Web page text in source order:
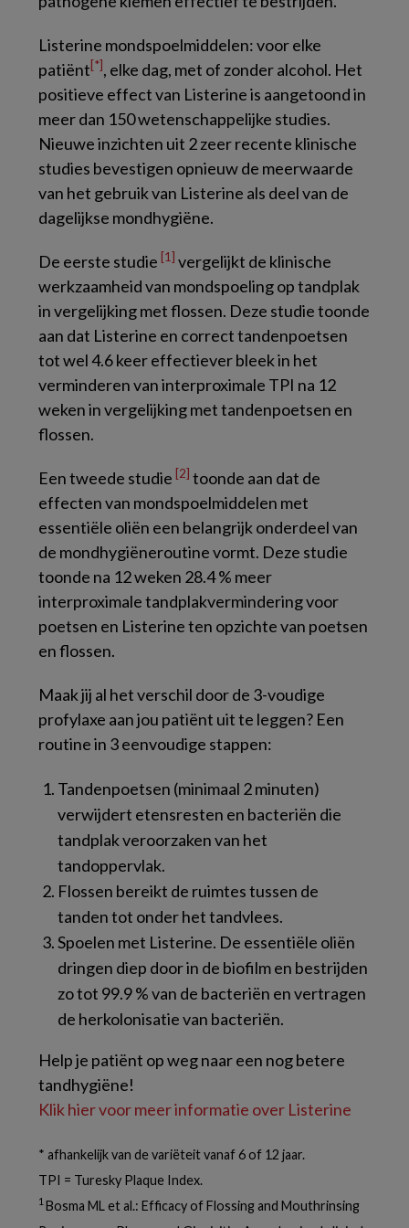
Listerine mondspoelmiddelen: voor elke
patiënt[*], elke dag, met of zonder alcohol. Het
positieve effect van Listerine is aangetoond in
meer dan 150 wetenschappelijke studies.
Nieuwe inzichten uit 2 zeer recente klinische
studies bevestigen opnieuw de meerwaarde
van het gebruik van Listerine als deel van de
dagelijkse mondhygiëne.
De eerste studie [1] vergelijkt de klinische
werkzaamheid van mondspoeling op tandplak
in vergelijking met flossen. Deze studie toonde
aan dat Listerine en correct tandenpoetsen
tot wel 4.6 keer effectiever bleek in het
verminderen van interproximale TPI na 12
weken in vergelijking met tandenpoetsen en
flossen.
Een tweede studie [2] toonde aan dat de
effecten van mondspoelmiddelen met
essentiële oliën een belangrijk onderdeel van
de mondhygiëneroutine vormt. Deze studie
toonde na 12 weken 28.4 % meer
interproximale tandplakvermindering voor
poetsen en Listerine ten opzichte van poetsen
en flossen.
Maak jij al het verschil door de 3-voudige
profylaxe aan jou patiënt uit te leggen? Een
routine in 3 eenvoudige stappen:
Tandenpoetsen (minimaal 2 minuten)
verwijdert etensresten en bacteriën die
tandplak veroorzaken van het
tandoppervlak.
Flossen bereikt de ruimtes tussen de
tanden tot onder het tandvlees.
Spoelen met Listerine. De essentiële oliën
dringen diep door in de biofilm en bestrijden
zo tot 99.9 % van de bacteriën en vertragen
de herkolonisatie van bacteriën.
Help je patiënt op weg naar een nog betere
tandhygiëne!
Klik hier voor meer informatie over Listerine
* afhankelijk van de variëteit vanaf 6 of 12 jaar.
TPI = Turesky Plaque Index.
1 Bosma ML et al.: Efficacy of Flossing and Mouthrinsing